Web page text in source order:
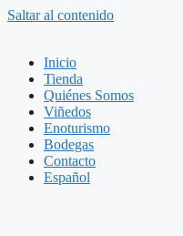
Saltar al contenido
Inicio
Tienda
Quiénes Somos
Viñedos
Enoturismo
Bodegas
Contacto
Español